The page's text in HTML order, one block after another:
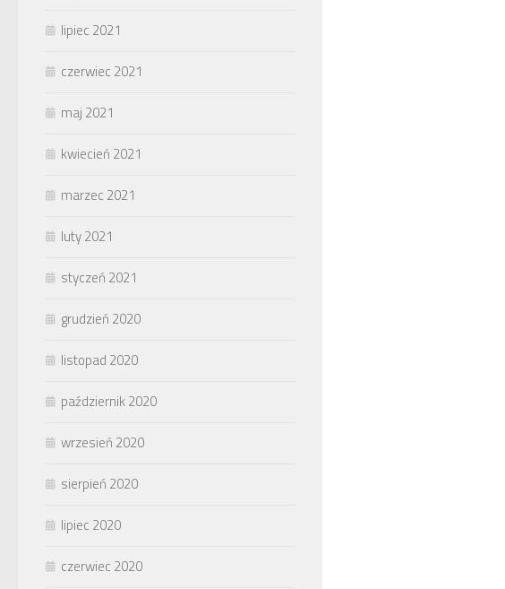
lipiec 2021
czerwiec 2021
maj 2021
kwiecień 2021
marzec 2021
luty 2021
styczeń 2021
grudzień 2020
listopad 2020
październik 2020
wrzesień 2020
sierpień 2020
lipiec 2020
czerwiec 2020